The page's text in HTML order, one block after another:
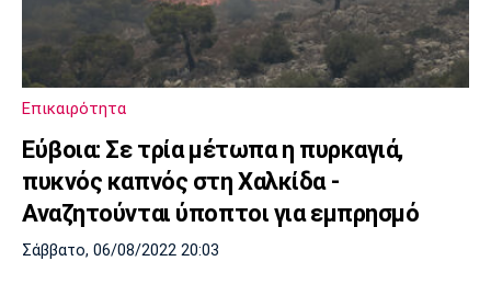
Επικαιρότητα
Εύβοια: Σε τρία μέτωπα η πυρκαγιά,
πυκνός καπνός στη Χαλκίδα -
Αναζητούνται ύποπτοι για εμπρησμό
Σάββατο, 06/08/2022 20:03